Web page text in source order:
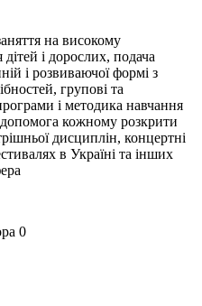
на високому
і дорослих, подача
і розвиваючої формі з
групові та
і методика навчання
кожному розкрити
дисциплін, концертні
в Україні та інших
0